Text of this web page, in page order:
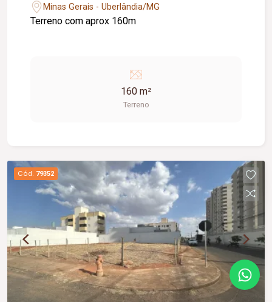
Minas Gerais - Uberlândia/MG
Terreno com aprox 160m
160 m²
Terreno
Cód. 79352